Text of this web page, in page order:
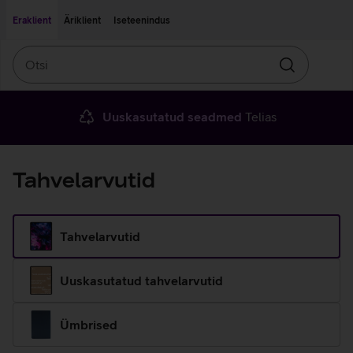
Eraklient
Äriklient Iseteenindus
Otsin
Uuskasutatud seadmed Telias
Tahvelarvutid
Tahvelarvutid
Uuskasutatud tahvelarvutid
Ümbrised